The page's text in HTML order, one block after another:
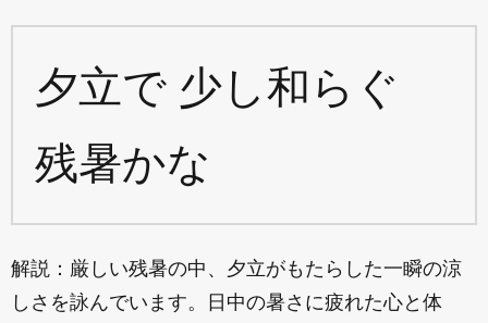
夕立で 少し和らぐ
残暑かな
解説：厳しい残暑の中、夕立がもたらした一瞬の涼
しさを詠んでいます。日中の暑さに疲れた心と体